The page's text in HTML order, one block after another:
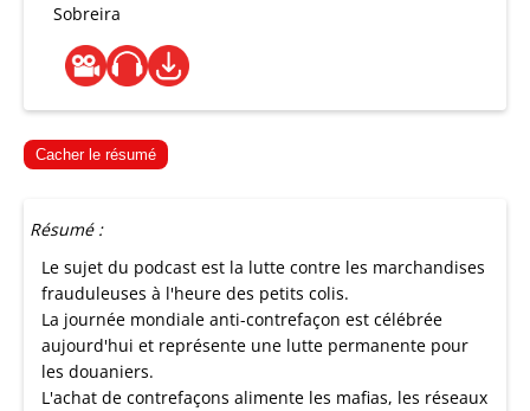
Sobreira
Cacher le résumé
Résumé :
Le sujet du podcast est la lutte contre les marchandises
frauduleuses à l'heure des petits colis.
La journée mondiale anti-contrefaçon est célébrée
aujourd'hui et représente une lutte permanente pour
les douaniers.
L'achat de contrefaçons alimente les mafias, les réseaux